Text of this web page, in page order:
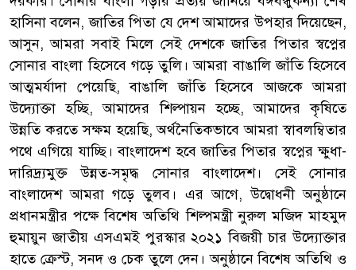
হাসিনা বলেন, জাতির পিতা যে দেশ আমাদের উপহার দিয়েছেন,
আসুন, আমরা সবাই মিলে সেই দেশকে জাতির পিতার স্বপ্নের
সোনার বাংলা হিসেবে গড়ে তুলি। আমরা বাঙালি জাঁতি হিসেবে
আত্মমর্যাদা পেয়েছি, বাঙালি জাঁতি হিসেবে আজকে আমরা
উদ্যোক্তা হচ্ছি, আমাদের শিল্পায়ন হচ্ছে, আমাদের কৃষিতে
উন্নতি করতে সক্ষম হয়েছি, অর্থনৈতিকভাবে আমরা স্বাবলম্বিতার
পথে এগিয়ে যাচ্ছি। বাংলাদেশ হবে জাতির পিতার স্বপ্নের ক্ষুধা-
দারিদ্র্যমুক্ত উন্নত-সমৃদ্ধ সোনার বাংলাদেশ। সেই সোনার
বাংলাদেশ আমরা গড়ে তুলব। এর আগে, উদ্বোধনী অনুষ্ঠানে
প্রধানমন্ত্রীর পক্ষে বিশেষ অতিথি শিল্পমন্ত্রী নুরুল মজিদ মাহমুদ
হুমায়ুন জাতীয় এসএমই পুরস্কার ২০২১ বিজয়ী চার উদ্যোক্তার
হাতে ক্রেস্ট, সনদ ও চেক তুলে দেন। অনুষ্ঠানে বিশেষ অতিথি ও